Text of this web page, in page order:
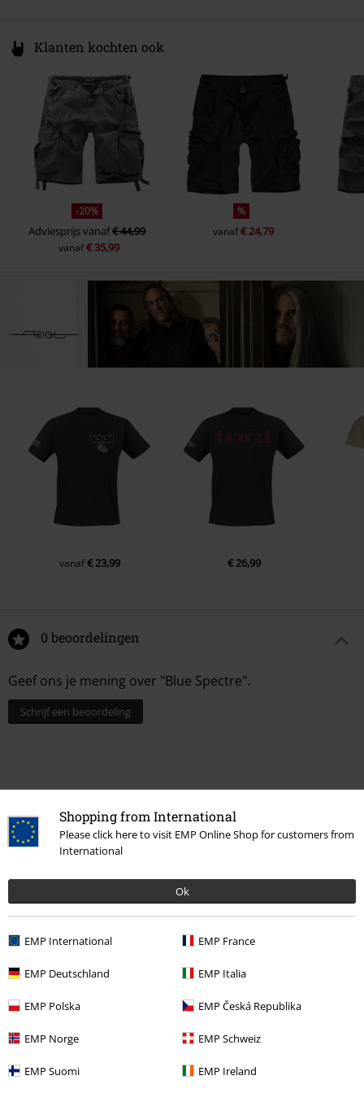
Shopping from International
Please click here to visit EMP Online Shop for customers from
International
Ok
EMP International EMP France
EMP Deutschland EMP Italia
EMP Polska EMP Česká Republika
EMP Norge EMP Schweiz
EMP Suomi EMP Ireland
Klanten kochten ook
-20%
Adviesprijsvanaf€ 44,99
vanaf€ 35,99
%
vanaf€ 24,79
vanaf€ 23,99 € 26,99
0 beoordelingen
Geef ons je mening over "Blue Spectre".
Schrijf een beoordeling
Laatst bezocht